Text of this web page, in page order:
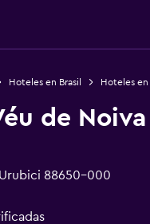
Hoteles en Brasil Hoteles en
de Noiva
88650-000